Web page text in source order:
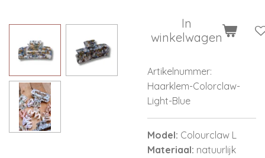
In
winkelwagen
Artikelnummer:
Haarklem-Colorclaw-
Light-Blue
Model: Colourclaw L
Materiaal: natuurlijk